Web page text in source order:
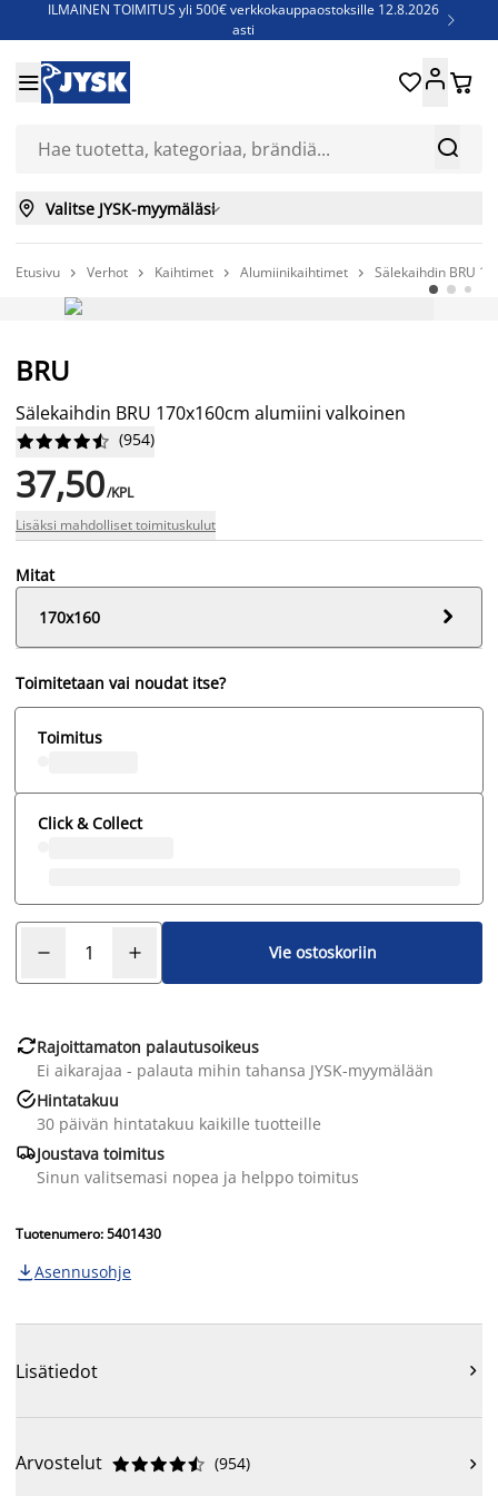
ILMAINEN TOIMITUS yli 500€ verkkokauppaostoksille 12.8.2026
asti

Jenkkisänkyjä - Säästä jopa 60%


 
 Valitse JYSK-myymäläsi
Etusivu  Verhot  Kaihtimet  Alumiinikaihtimet  Sälekaihdin BRU
BRU
Sälekaihdin BRU 170x160cm alumiini valkoinen





 (954)
37,50/KPL
Lisäksi mahdolliset toimituskulut
Mitat
170x160

Toimitetaan vai noudat itse?
Toimitus
Click & Collect
Vie ostoskoriin
Rajoittamaton palautusoikeus
Ei aikarajaa - palauta mihin tahansa JYSK-myymälään
Hintatakuu
30 päivän hintatakuu kaikille tuotteille
Joustava toimitus
Sinun valitsemasi nopea ja helppo toimitus
Tuotenumero: 5401430
 Asennusohje
Lisätiedot 
Arvostelut 




 (954) 